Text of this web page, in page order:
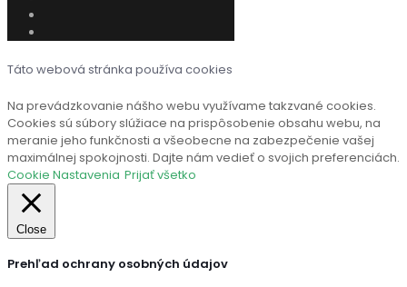
Táto webová stránka používa cookies
Na prevádzkovanie nášho webu využívame takzvané cookies.
Cookies sú súbory slúžiace na prispôsobenie obsahu webu, na
meranie jeho funkčnosti a všeobecne na zabezpečenie vašej
maximálnej spokojnosti. Dajte nám vedieť o svojich preferenciách.
Cookie Nastavenia Prijať všetko
Close
Prehľad ochrany osobných údajov